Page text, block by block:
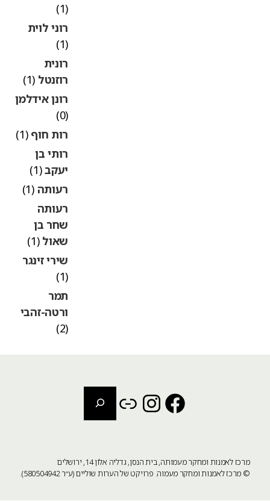
רוני לוית
רונית
רוזנטל(1)
רונן אידלמן
רות חוף(1)
רותי בן
יעקב(1)
רעותה(1)
רעותה
שחר בן
שאול(1)
שירי זינגר
תמר
ורטה-זהבי
מרכז לאמנות ומחקר מעמותה, בית הנסן, גדליה אלון 14, ירושלים
מרכז לאמנות ומחקר מעמוה. פרויקט של הערות שוליים (ע״ר 580504942).
Facebook
Instagram
Link